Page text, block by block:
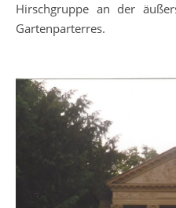
Hirschgruppe an der
Gartenparterres.